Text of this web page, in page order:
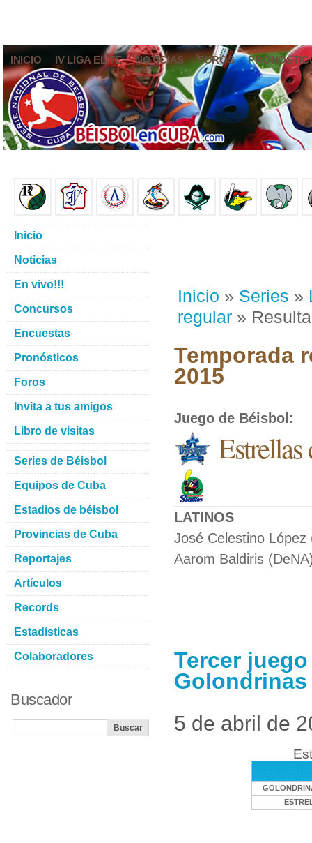
INICIO IV LIGA ELITE NOTICIAS FOROS
Inicio » Series »
regular »
Temporada
2015
Juego de Béisbol :
LATINOS
José Celestino
Aarom Baldiris
Tercer
Golondrinas
5 de abril de
Inicio
Noticias
En vivo!!!
Concursos
Encuestas
Pronósticos
Foros
Invita a tus amigos
Libro de visitas
Series de Béisbol
Equipos de Cuba
Estadios de béisbol
Provincias de Cuba
Reportajes
Artículos
Records
Estadísticas
Colaboradores
Buscador